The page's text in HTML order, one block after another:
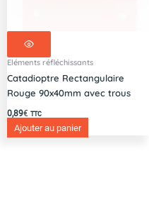
Eléments réfléchissants
Catadioptre Rectangulaire
Rouge 90x40mm avec trous
0,89€ TTC
Ajouter au panier